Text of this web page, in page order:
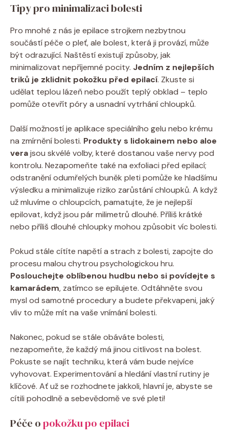
Tipy pro minimalizaci bolesti
Pro mnohé⁢ z ⁤nás‍ je epilace⁤ strojkem nezbytnou
součástí⁢ péče⁤ o ‍pleť, ale bolest, která⁣ ji provází,⁣ může
být odrazující. ⁣Naštěstí existují způsoby,‍ jak⁢
minimalizovat nepříjemné pocity. Jedním z nejlepších
triků⁢ je zklidnit pokožku před‌ epilací.‍ Zkuste si
udělat teplou⁤ lázeň nebo⁤ použít teplý obklad – teplo
pomůže otevřít⁤ póry a⁣ usnadní⁣ vytrhání chloupků.
Další možností je aplikace ⁢speciálního gelu ⁢nebo krému⁢
na ⁢zmírnění bolesti. Produkty s ​lidokainem nebo aloe
verajsou⁢ skvélé volby, které⁣ dostanou vaše nervy pod
kontrolu. Nezapomeňte také na exfoliaci před epilací;
odstranění odumřelých buněk pleti pomůže ke hladšímu⁢
výsledku a ⁣minimalizuje riziko‌ zarůstání chloupků. A⁣ když
už mluvíme o chloupcích, pamatujte,‌ že je nejlepší‌
epilovat, když jsou pár milimetrů dlouhé. Příliš krátké
nebo příliš dlouhé ⁣chloupky mohou ‍způsobit víc bolesti.
Pokud stále cítíte napětí a ⁢strach z bolesti, zapojte do
‌procesu⁣ malou⁣ chytrou⁢ psychologickou ⁤hru. ​
Poslouchejte oblíbenou​ hudbu ‌nebo si‍ povídejte s
kamarádem, zatímco‍ se epilujete.‌ Odtáhněte svou
mysl od samotné⁣ procedury a ⁣budete překvapeni, jaký
vliv to může mít⁣ na vaše​ vnímání ⁤bolesti.
Nakonec,‍ pokud‌ se ⁤stále obáváte bolesti,
nezapomeňte, že každý má jinou citlivost‍ na bolest.⁢
Pokuste se ‌najít techniku, která vám ‌bude⁢ nejvíce
vyhovovat. Experimentování a‌ hledání vlastní rutiny je
klíčové.‌ Ať už se rozhodnete jakkoli, ⁢hlavní je, abyste se
‌cítili pohodlně a sebevědomě ve své pleti!
Péče o ⁤pokožku po epilaci